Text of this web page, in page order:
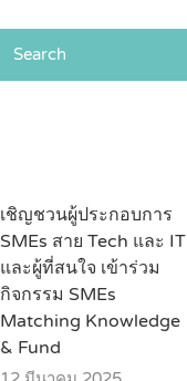
Search
เชิญชวนผู้ประกอบการ
SMEs สาย Tech และ IT
และผู้ที่สนใจ เข้าร่วม
กิจกรรม SMEs
Matching Knowledge
& Fund